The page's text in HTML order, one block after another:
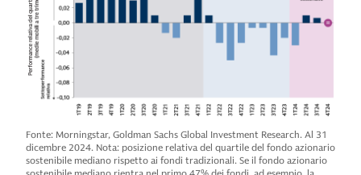
Fonte: Morningstar, Goldman Sachs Global Investment Research. Al 31
dicembre 2024. Nota: posizione relativa del quartile del fondo azionario
sostenibile mediano rispetto ai fondi tradizionali. Se il fondo azionario